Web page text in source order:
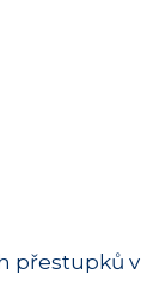
přestupků v